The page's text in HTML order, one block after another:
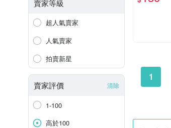
賣家等級
超人氣賣家
人氣賣家
拍賣新星
賣家評價 清除
1-100
高於100
1